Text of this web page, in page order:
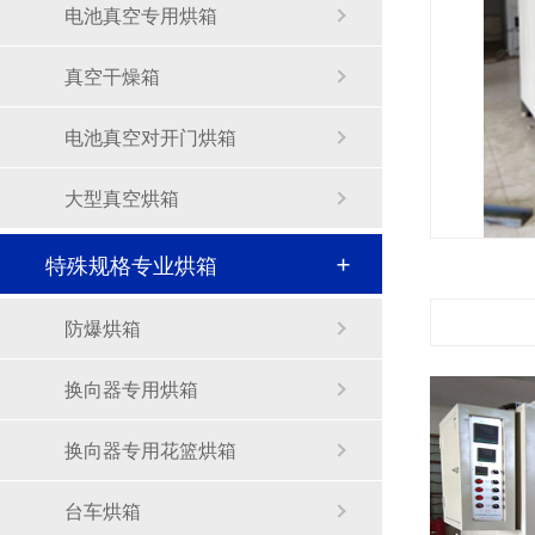
电池真空专用烘箱
真空干燥箱
电池真空对开门烘箱
大型真空烘箱
特殊规格专业烘箱
防爆烘箱
换向器专用烘箱
换向器专用花篮烘箱
台车烘箱